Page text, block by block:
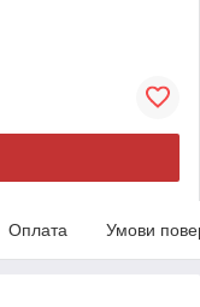
Оплата Умови